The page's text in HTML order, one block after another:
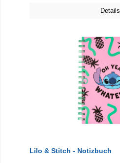
Details
Lilo & Stitch - Notizbuch